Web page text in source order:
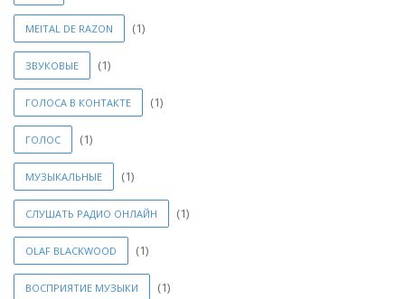
MEITAL DE RAZON (1)
ЗВУКОВЫЕ (1)
ГОЛОСА В КОНТАКТЕ (1)
ГОЛОС (1)
МУЗЫКАЛЬНЫЕ (1)
СЛУШАТЬ РАДИО ОНЛАЙН (1)
OLAF BLACKWOOD (1)
ВОСПРИЯТИЕ МУЗЫКИ (1)